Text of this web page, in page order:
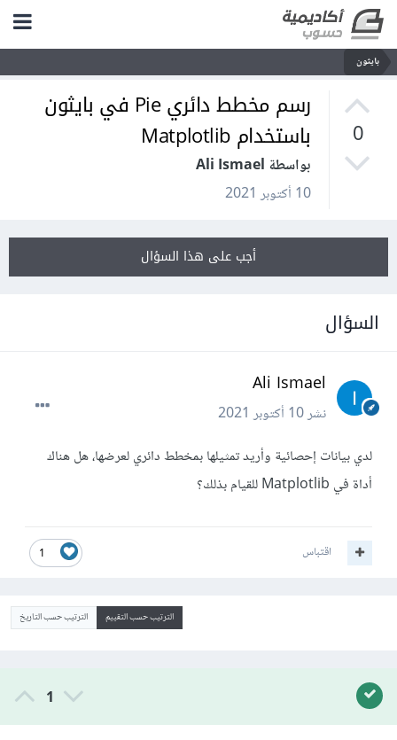
بايثون
0
رسم مخطط دائري Pie في بايثون
باستخدام Matplotlib
بواسطة Ali Ismael
10 أكتوبر 2021
أجب على هذا السؤال
السؤال
Ali Ismael
نشر10 أكتوبر 2021
لدي بيانات إحصائية وأريد تمثيلها بمخطط دائري لعرضها، هل هناك
أداة في Matplotlib للقيام بذلك؟
1 اقتباس
الترتيب حسب التقييم الترتيب حسب التاريخ
1